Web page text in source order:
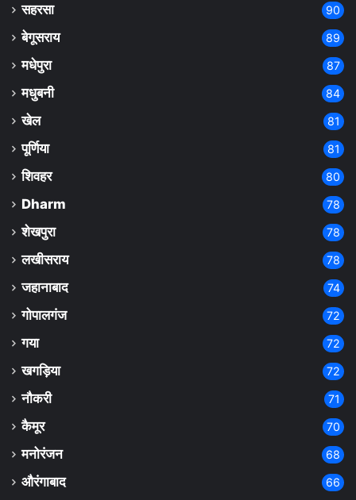
सहरसा 90
बेगूसराय 89
मधेपुरा 87
मधुबनी 84
खेल 81
पूर्णिया 81
शिवहर 80
Dharm 78
शेखपुरा 78
लखीसराय 78
जहानाबाद 74
गोपालगंज 72
गया 72
खगड़िया 72
नौकरी 71
कैमूर 70
मनोरंजन 68
औरंगाबाद 66